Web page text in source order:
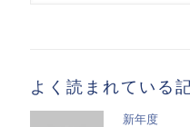
よく読まれている
新年度